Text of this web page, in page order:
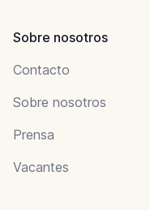
Sobre nosotros
Contacto
Sobre nosotros
Prensa
Vacantes